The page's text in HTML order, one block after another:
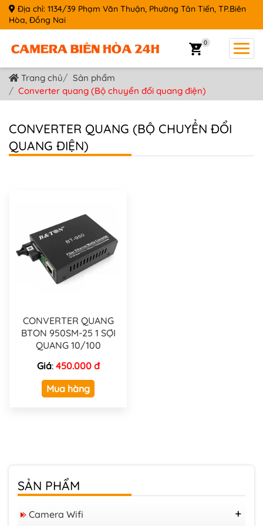
Địa chỉ: 1134/39 Phạm Văn Thuận, Phường Tân Tiến, TP.Biên
Hòa, Đồng Nai
0
Trang chủ
Sản phẩm
Converter quang (Bộ chuyển đổi quang điện)
CONVERTER QUANG (BỘ CHUYỂN ĐỔI
QUANG ĐIỆN)
CONVERTER QUANG
BTON 950SM-25 1 SỢI
QUANG 10/100
Giá: 450.000 đ
Mua hàng
SẢN PHẨM
Camera Wifi